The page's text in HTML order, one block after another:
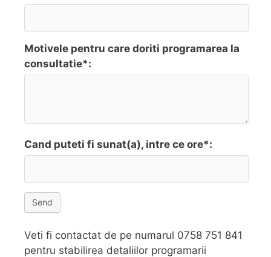
Motivele pentru care doriti programarea la
consultatie*:
Cand puteti fi sunat(a), intre ce ore*:
Send
Veti fi contactat de pe numarul 0758 751 841
pentru stabilirea detaliilor programarii